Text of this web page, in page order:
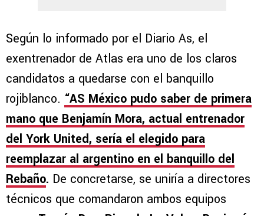
Según lo informado por el Diario As, el
exentrenador de Atlas era uno de los claros
candidatos a quedarse con el banquillo
rojiblanco. “AS México pudo saber de primera
mano que Benjamín Mora, actual entrenador
del York United, sería el elegido para
reemplazar al argentino en el banquillo del
Rebaño. De concretarse, se uniría a directores
técnicos que comandaron ambos equipos